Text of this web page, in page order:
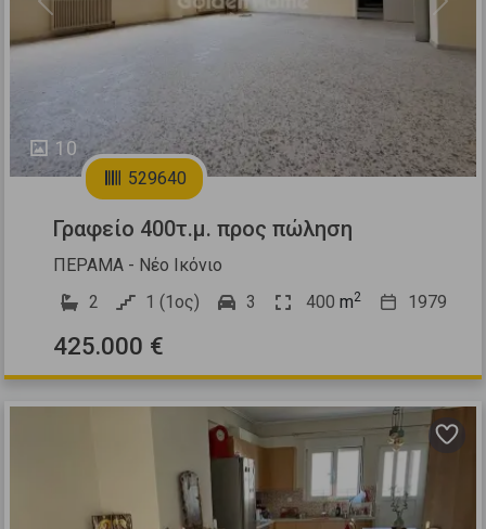
10
Previous Next
529640
Γραφείο 400τ.μ. προς πώληση
ΠΕΡΑΜΑ - Νέο Ικόνιο
2
1 (1ος) 3 400 m2 1979
425.000 €